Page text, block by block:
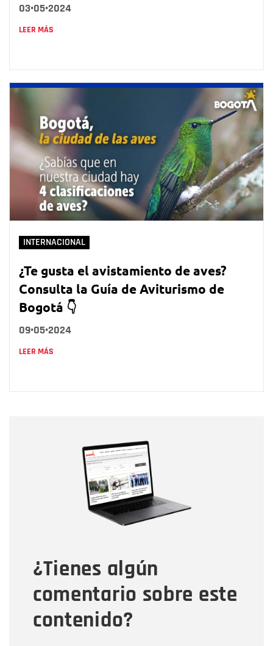
03•05•2024
LEER MÁS
INTERNACIONAL
¿Te gusta el avistamiento de aves?
Consulta la Guía de Aviturismo de
Bogotá 👇
09•05•2024
LEER MÁS
¿Tienes algún
comentario sobre este
contenido?
Correo electrónico
Tipo de comentario
Mensaje